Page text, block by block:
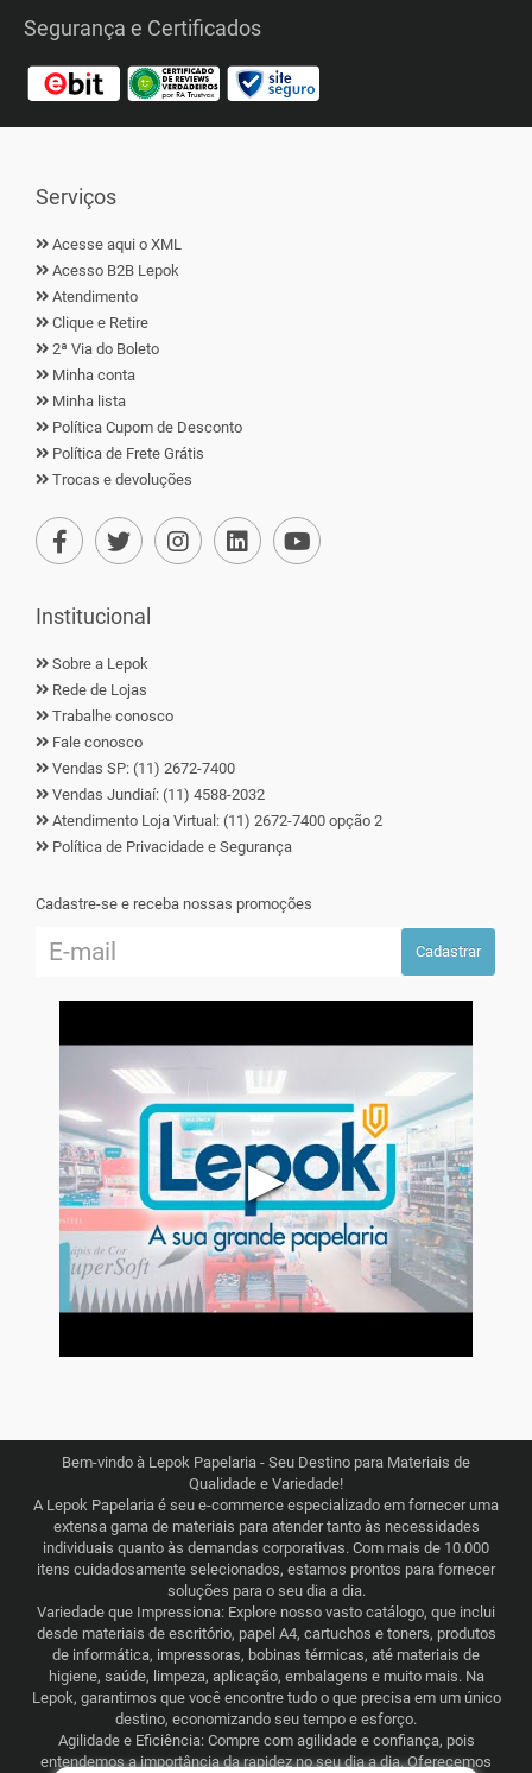
Segurança e Certificados
Serviços
Acesse aqui o XML
Acesso B2B Lepok
Atendimento
Clique e Retire
2ª Via do Boleto
Minha conta
Minha lista
Política Cupom de Desconto
Política de Frete Grátis
Trocas e devoluções
Institucional
Sobre a Lepok
Rede de Lojas
Trabalhe conosco
Fale conosco
Vendas SP: (11) 2672-7400
Vendas Jundiaí: (11) 4588-2032
Atendimento Loja Virtual: (11) 2672-7400 opção 2
Política de Privacidade e Segurança
Cadastre-se e receba nossas promoções
Cadastrar
▶
Bem-vindo à Lepok Papelaria - Seu Destino para Materiais de
Qualidade e Variedade!
A Lepok Papelaria é seu e-commerce especializado em fornecer uma
extensa gama de materiais para atender tanto às necessidades
individuais quanto às demandas corporativas. Com mais de 10.000
itens cuidadosamente selecionados, estamos prontos para fornecer
soluções para o seu dia a dia.
Variedade que Impressiona: Explore nosso vasto catálogo, que inclui
desde materiais de escritório, papel A4, cartuchos e toners, produtos
de informática, impressoras, bobinas térmicas, até materiais de
higiene, saúde, limpeza, aplicação, embalagens e muito mais. Na
Lepok, garantimos que você encontre tudo o que precisa em um único
destino, economizando seu tempo e esforço.
Agilidade e Eficiência: Compre com agilidade e confiança, pois
entendemos a importância da rapidez no seu dia a dia. Oferecemos